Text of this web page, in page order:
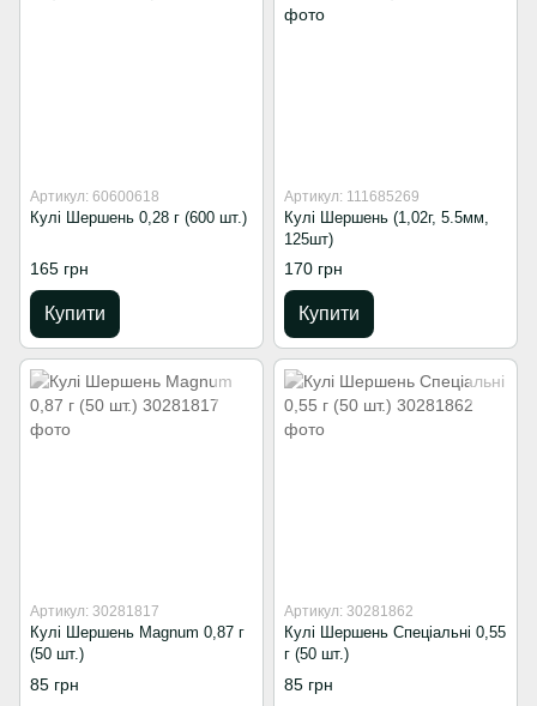
Артикул: 60600618
Кулі Шершень 0,28 г (600 шт.)
165 грн
Купити
Артикул: 111685269
Кулі Шершень (1,02г, 5.5мм,
125шт)
170 грн
Купити
Артикул: 30281817
Кулі Шершень Magnum 0,87 г
(50 шт.)
85 грн
Артикул: 30281862
Кулі Шершень Спеціальні 0,55
г (50 шт.)
85 грн